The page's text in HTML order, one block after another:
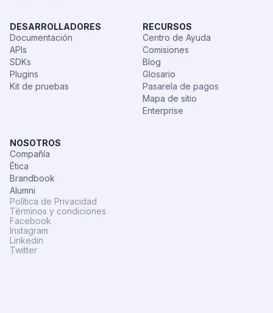
DESARROLLADORES
Documentación
APIs
SDKs
Plugins
Kit de pruebas
RECURSOS
Centro de Ayuda
Comisiones
Blog
Glosario
Pasarela de pagos
Mapa de sitio
Enterprise
NOSOTROS
Compañía
Ética
Brandbook
Alumni
Política de Privacidad
Términos y condiciones
Facebook
Instagram
Linkedin
Twitter